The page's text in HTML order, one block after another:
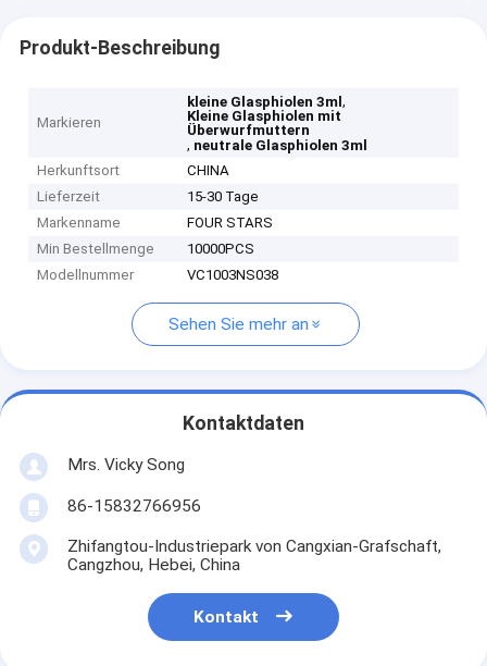
Produkt-Beschreibung
Markieren
kleine Glasphiolen 3ml,
Kleine Glasphiolen mit
Überwurfmuttern
, neutrale Glasphiolen 3ml
Herkunftsort
CHINA
Lieferzeit
15-30 Tage
Markenname
FOUR STARS
Min Bestellmenge
10000PCS
Modellnummer
VC1003NS038
Sehen Sie mehr an
Kontaktdaten
Mrs. Vicky Song
86-15832766956
Zhifangtou-Industriepark von Cangxian-Grafschaft,
Cangzhou, Hebei, China
Kontakt